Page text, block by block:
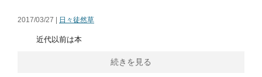
2017/03/27 | 日々徒然草
近代以前は本
続きを見る